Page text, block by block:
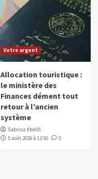
Votre argent
Allocation touristique :
le ministère des
Finances dément tout
retour à l’ancien
système
Sabrina Khelifi
5 août 2026 à 12:50
0